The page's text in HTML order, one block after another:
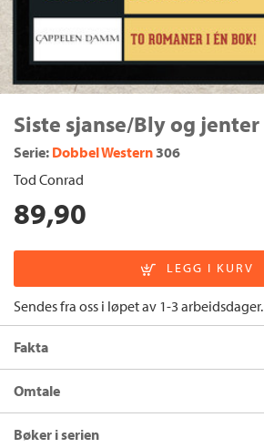
Siste sjanse/Bly og jenter
Serie: Dobbel Western306
Tod Conrad
89,90
Sendes fra oss i løpet av 1-3 arbeidsdager.
Fakta
Forfatter:
Innbinding:
Utgivelsesår: 2019
Omtale
Bøker i serien